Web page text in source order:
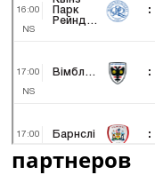
партнеров